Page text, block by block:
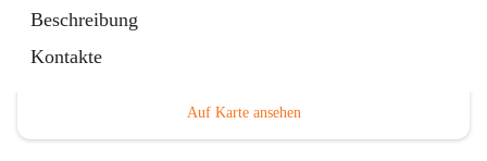
Beschreibung
Kontakte
Auf Karte ansehen